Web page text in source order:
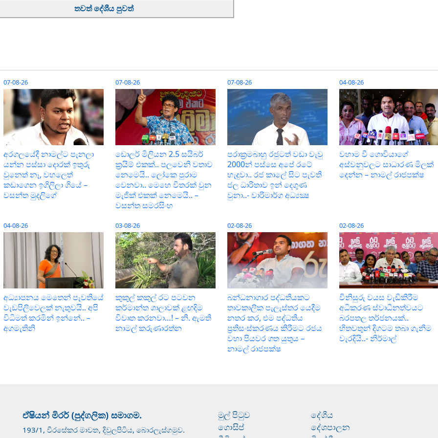
තවත් දේශීය පුවත්
07-08-26
අරගලයේදී නාමල්ට පැනලා
යන්න පස්ස‍ා දොරක් ඉතුරු
වුනෙත් නෑ, වහලෙත්
කඩාගෙන ඉගිලිලා ගියේ –
වසන්ත මුදලිගේ
07-08-26
ඩොලර් මිලියන 2.5 සයිබර්
ක‍්‍රයිම් එකක්.. පලවෙනි වතාව
නෙමෙයි.. ලෝකෙ පුරාම
වෙනවා.. මෙහෙ විතරක් වුන
මැජික් එකක් නෙමෙයි.. –
වසන්ත සමරසිංහ
07-08-26
පරාක‍්‍රමබාහු රජුටත් වඩා වැවු
2000න් පස්සෙ අපේ රටේ
හැදුවා.. රජ කාලේ සිට පැවති
ජල ධාරිතාව ඉන් දෙගුණ
වුනා..- වාරිමාර්ග අධ්‍යක්‍ෂ
04-08-26
වහාම වී ගොවියාගේ
අස්වනුවලට සාධාරණ මිලක්
දෙන්න – නාමල් රාජපක්ෂ
04-08-26
අධ්‍යාපනය මෙතෙන් පැවතියේ
වැඩපිලිවෙලක් නැතුවයි.. අපි
විධිමත් කරමින් ඉන්නේ.. –
අගමැතිනි
03-08-26
කුකුල් කකුල් රට පටවන
කර්මාන්ත ශාලාවක් ළඟදිම
විවෘත කරනවා…! – නි. ඇමති
නාමල් කරුණාරත්න
02-08-26
බන්ධනාගාර පද්ධතියකට
තාවකාලික පැලැස්තර යෙදීම
නතර කර, එම පද්ධතිය
ප්‍රතිසංස්කරණය කිරීමට රජය
වහා පියවර ගත යුතුය –
නාමල් රාජපක්ෂ
02-08-26
විනිසුරු වයස වැඩිකිරීම
අධිකරණ ස්වාධීනත්වයට
බරපතල තර්ජනයක්..
හිතවතුන් දිගටම තබා ගැනීම
වැරදියි..- නිර්මාල්
ඒෂියන් මිරර් (පුද්ගලික) සමාගම.
193/1, වීරසේකර මාවත, දිවුලපිටිය, බොරලැස්ගමුව.
මුල් පිටුව
ගොසිප්
දේශීය
දේශපාලන